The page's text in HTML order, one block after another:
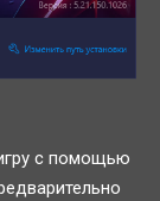
с помощью